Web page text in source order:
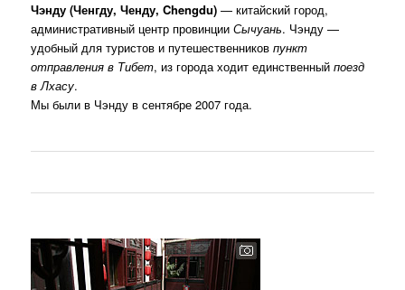
Чэнду (Ченгду, Ченду, Chengdu) — китайский город,
административный центр провинцииСычуань. Чэнду —
удобный для туристов и путешественниковпункт
отправления в Тибет, из города ходит единственныйпоезд
в Лхасу.
Мы были в Чэнду в сентябре 2007 года.